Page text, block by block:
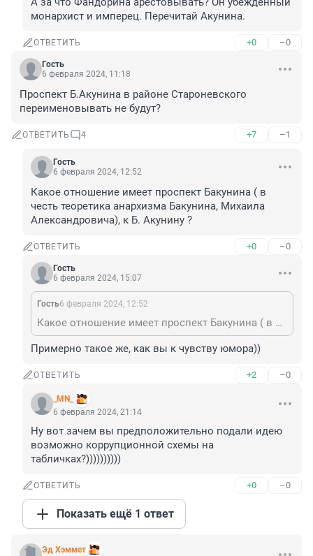
монархист и имперец. Перечитай Акунина.
ОТВЕТИТЬ +0 –0
Гость
6 февраля 2024, 11:18
Проспект Б.Акунина в районе Староневского
переименовывать не будут?
ОТВЕТИТЬ 4 +7 –1
Гость
6 февраля 2024, 12:52
Какое отношение имеет проспект Бакунина ( в
честь теоретика анархизма Бакунина, Михаила
Александровича), к Б. Акунину ?
ОТВЕТИТЬ +0 –0
Гость
6 февраля 2024, 15:07
Гость6 февраля 2024, 12:52
Какое отношение имеет проспект Бакунина ( в честь теоретика анархизма Бакунина, Михаила Александровича), к Б. Акунину ?
Примерно такое же, как вы к чувству юмора))
ОТВЕТИТЬ +2 –0
_MN_
6 февраля 2024, 21:14
Ну вот зачем вы предположительно подали идею
возможно коррупционной схемы на
табличках?))))))))))
ОТВЕТИТЬ +0 –0
Показать ещё 1 ответ
Эд Хэммет